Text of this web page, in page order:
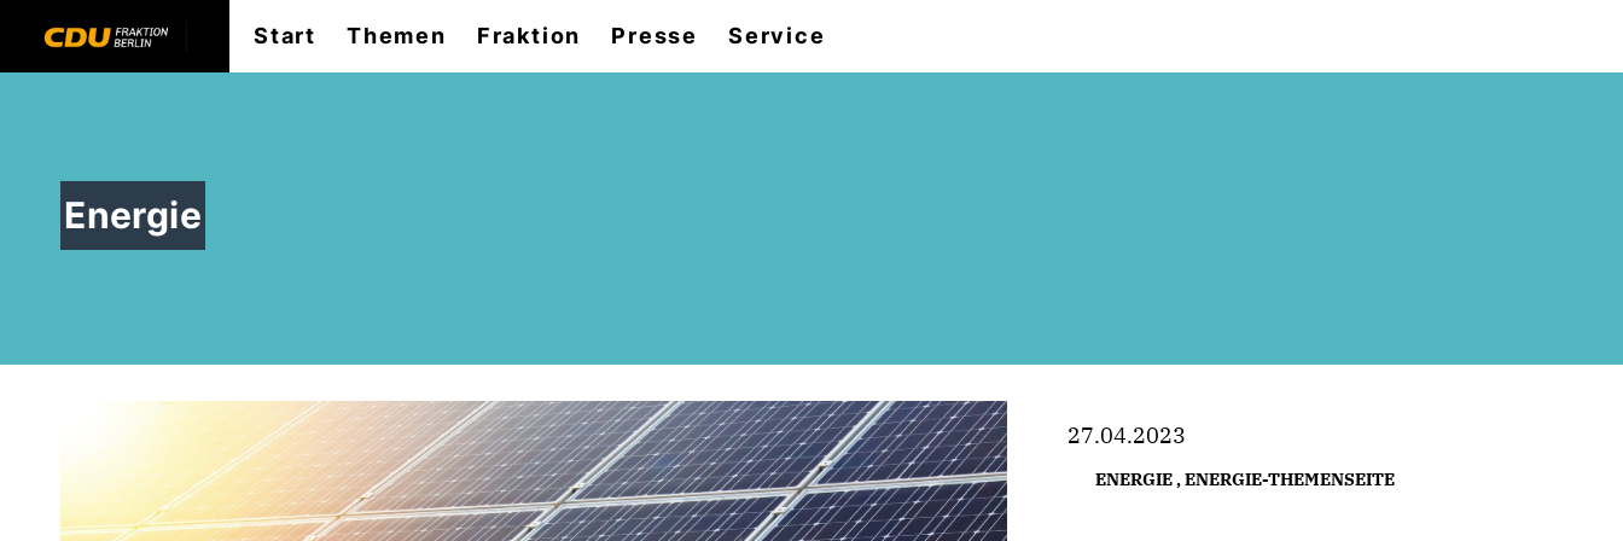
Start Themen Fraktion Presse Service
Energie
27.04.2023
ENERGIE,ENERGIE-THEMENSEITE